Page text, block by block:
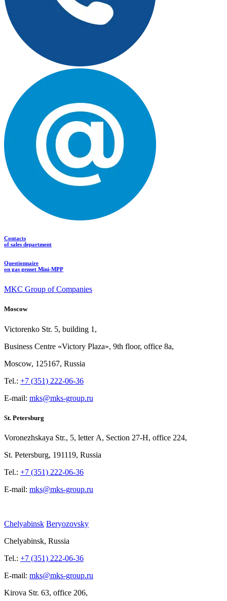
Contacts
of sales department
Questionnaire
on gas genset Mini-MPP
MKC Group of Companies
Moscow
Victorenko Str. 5, building 1,
Business Centre «Victory Plaza», 9th floor, office 8a,
Moscow, 125167, Russia
Tel.: +7 (351) 222-06-36
E-mail: mks@mks-group.ru
St. Petersburg
Voronezhskaya Str., 5, letter A, Section 27-Н, office 224,
St. Petersburg, 191119, Russia
Tel.: +7 (351) 222-06-36
E-mail: mks@mks-group.ru
Chelyabinsk Beryozovsky
Chelyabinsk, Russia
Tel.: +7 (351) 222-06-36
E-mail: mks@mks-group.ru
Kirova Str. 63, office 206,